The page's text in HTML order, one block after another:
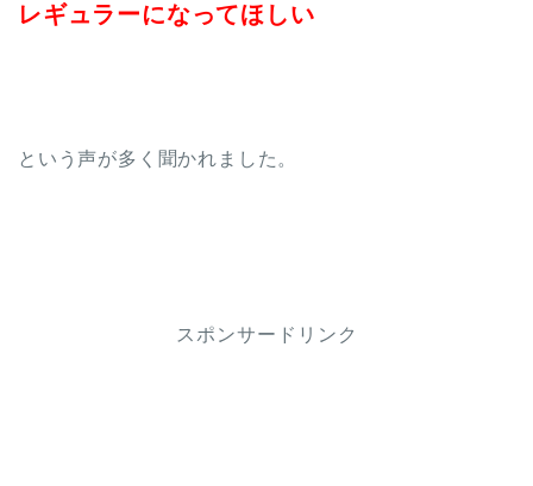
レギュラーになってほしい
という声が多く聞かれました。
スポンサードリンク